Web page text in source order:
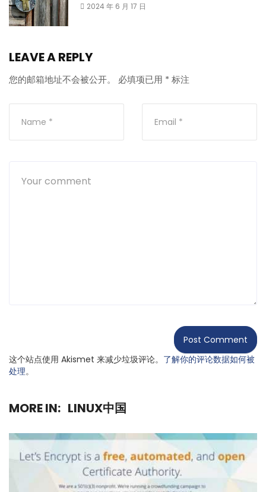
2024 年 6 月 17 日
LEAVE A REPLY
您的邮箱地址不会被公开。 必填项已用 * 标注
这个站点使用 Akismet 来减少垃圾评论。 了解你的评论数据如何被
处理。
MORE IN: LINUX中国